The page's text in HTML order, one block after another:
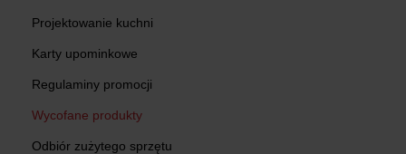
Projektowanie kuchni
Karty upominkowe
Regulaminy promocji
Wycofane produkty
Odbiór zużytego sprzętu